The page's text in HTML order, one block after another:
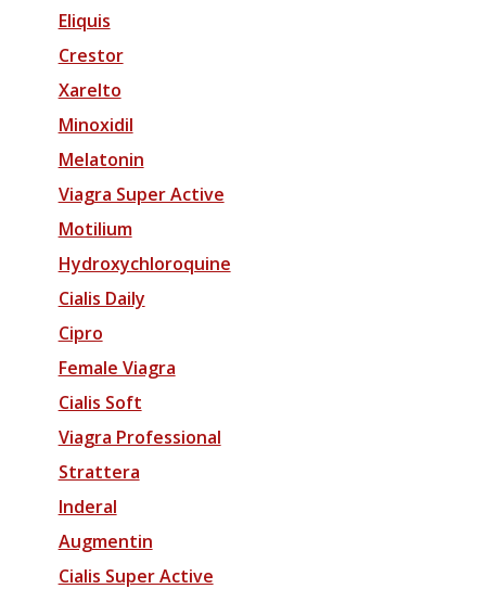
Eliquis
Crestor
Xarelto
Minoxidil
Melatonin
Viagra Super Active
Motilium
Hydroxychloroquine
Cialis Daily
Cipro
Female Viagra
Cialis Soft
Viagra Professional
Strattera
Inderal
Augmentin
Cialis Super Active